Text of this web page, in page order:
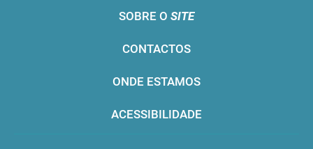
SOBRE O SITE
CONTACTOS
ONDE ESTAMOS
ACESSIBILIDADE